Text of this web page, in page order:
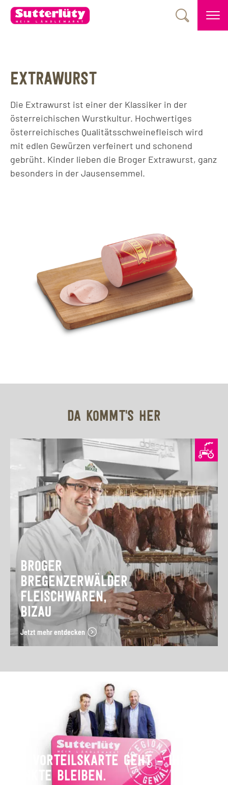
EXTRAWURST
Die Extrawurst ist einer der Klassiker in der
österreichischen Wurstkultur. Hochwertiges
österreichisches Qualitätsschweinefleisch wird
mit edlen Gewürzen verfeinert und schonend
gebrüht. Kinder lieben die Broger Extrawurst, ganz
besonders in der Jausensemmel.
DA KOMMT'S HER
BROGER
BREGENZERWÄLDER
FLEISCHWAREN,
BIZAU
Jetzt mehr entdecken
DIE VORTEILSKARTE GEHT – IHRE
PUNKTE BLEIBEN.